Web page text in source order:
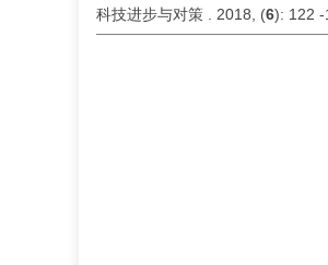
科技进步与对策 . 2018, (6): 122